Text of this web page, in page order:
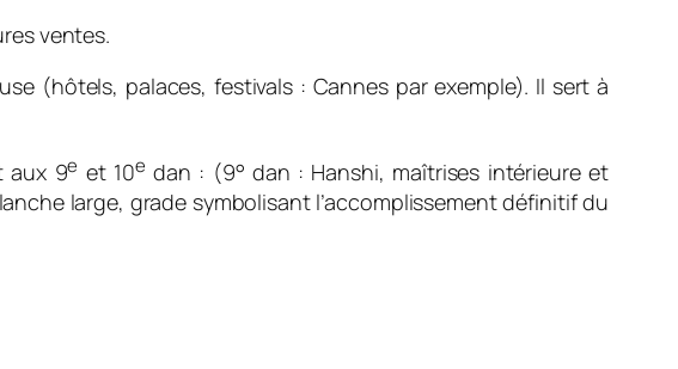
ventes.
(hôtels, palaces, festivals : Cannes par exemple). Il sert à
aux 9e et 10e dan : (9° dan : Hanshi, maîtrises intérieure et
large, grade symbolisant l’accomplissement définitif du